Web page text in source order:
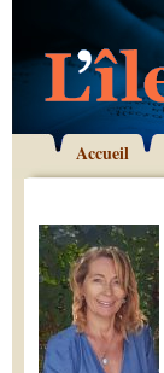
Accueil